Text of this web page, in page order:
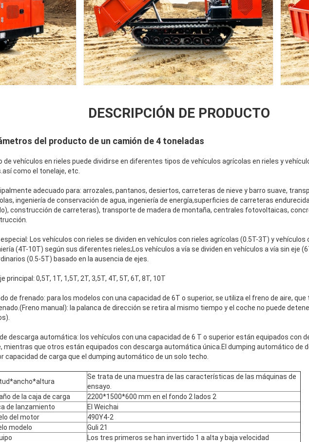
DESCRIPCIÓN DE PRODUCTO
del producto de un camión de 4 toneladas
de vehículos en rieles puede dividirse en diferentes tipos de vehículos agrícolas en rieles y
como el tonelaje, etc.
adecuado para: arrozales, pantanos, desiertos, carreteras de nieve y barro suave,
ingeniería de conservación de agua, ingeniería de energía,superficies de carreteras
construcción de carreteras), transporte de madera de montaña, centrales fotovoltaicas,
Los vehículos con rieles se dividen en vehículos con rieles agrícolas (0.5T-3T) y vehículos
(4T-10T) según sus diferentes rieles;Los vehículos a vía se dividen en vehículos a vía sin eje
(0.5-5T) basado en la ausencia de ejes.
principal: 0,5T, 1T, 1,5T, 2T, 3,5T, 4T, 5T, 6T, 8T, 10T
de frenado: para los modelos con una capacidad de 6T o superior, se utiliza el freno de aire,
manual): la palanca de dirección se retira al mismo tiempo y el coche no puede
descarga automática: los vehículos con una capacidad de 6 T o superior están equipados con
mientras que otros están equipados con descarga automática única.El dumping automático de
capacidad de carga que el dumping automático de un solo techo.
Se trata de una muestra de las características de las máquinas de
ensayo.
de la caja de carga
2200*1500*600 mm en el fondo 2 lados 2
de lanzamiento
El Weichai
del motor
490Y4-2
modelo
Guli 21
Los tres primeros se han invertido 1 a alta y baja velocidad